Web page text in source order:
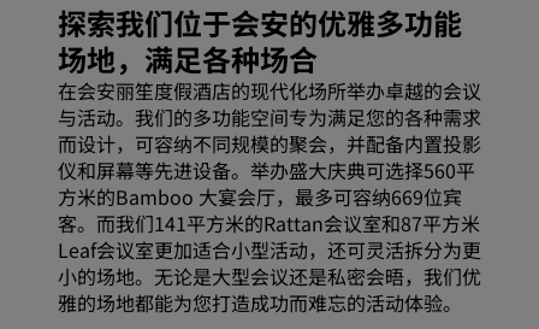
探索我们位于会安的优雅多功能
场地，满足各种场合
在会安丽笙度假酒店的现代化场所举办卓越的会议
与活动。我们的多功能空间专为满足您的各种需求
而设计，可容纳不同规模的聚会，并配备内置投影
仪和屏幕等先进设备。举办盛大庆典可选择560平
方米的Bamboo 大宴会厅，最多可容纳669位宾
客。而我们141平方米的Rattan会议室和87平方米
Leaf会议室更加适合小型活动，还可灵活拆分为更
小的场地。无论是大型会议还是私密会晤，我们优
雅的场地都能为您打造成功而难忘的活动体验。